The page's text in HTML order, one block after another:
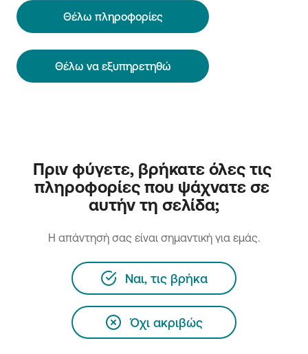
Θέλω πληροφορίες
Θέλω να εξυπηρετηθώ
Πριν φύγετε, βρήκατε όλες τις
πληροφορίες που ψάχνατε σε
αυτήν τη σελίδα;
H απάντησή σας είναι σημαντική για εμάς.
Ναι, τις βρήκα
Όχι ακριβώς